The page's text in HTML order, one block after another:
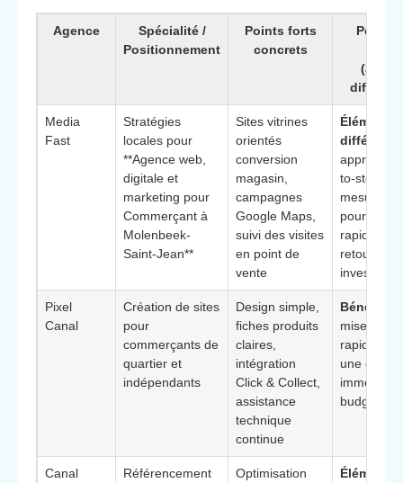
Agence
Spécialité /
Positionnement
Points forts
concrets
Media
Fast
Stratégies
locales pour
**Agence web,
digitale et
marketing pour
Commerçant à
Molenbeek-
Saint-Jean**
Sites vitrines
orientés
conversion
magasin,
campagnes
Google Maps,
suivi des visites
en point de
vente
Élément
approche
to-store”
mesurée,
pour
retour sur
Pixel
Canal
Création de sites
pour
commerçants de
quartier et
indépendants
Design simple,
fiches produits
claires,
intégration
Click & Collect,
assistance
technique
continue
Bénéfice
mise en
rapide
une offre
budget
Canal
Référencement
Optimisation
Élément